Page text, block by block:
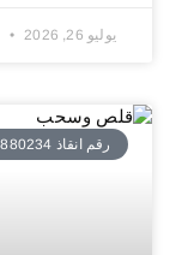
يوليو 26, 2026
رقم انقاذ 00971502880234